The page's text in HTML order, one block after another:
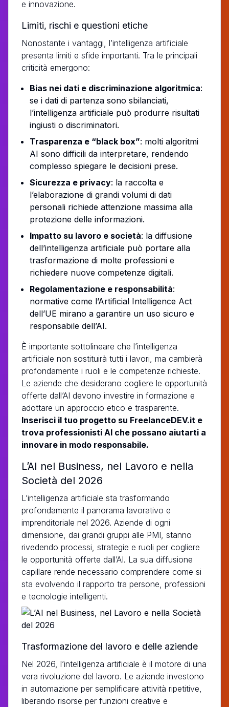
e innovazione.
Limiti, rischi e questioni etiche
Nonostante i vantaggi, l’intelligenza artificiale
presenta limiti e sfide importanti. Tra le principali
criticità emergono:
Bias nei dati e discriminazione algoritmica:
se i dati di partenza sono sbilanciati,
l’intelligenza artificiale può produrre risultati
ingiusti o discriminatori.
Trasparenza e “black box”: molti algoritmi
AI sono difficili da interpretare, rendendo
complesso spiegare le decisioni prese.
Sicurezza e privacy: la raccolta e
l’elaborazione di grandi volumi di dati
personali richiede attenzione massima alla
protezione delle informazioni.
Impatto su lavoro e società: la diffusione
dell’intelligenza artificiale può portare alla
trasformazione di molte professioni e
richiedere nuove competenze digitali.
Regolamentazione e responsabilità:
normative come l’Artificial Intelligence Act
dell’UE mirano a garantire un uso sicuro e
responsabile dell’AI.
È importante sottolineare che l’intelligenza
artificiale non sostituirà tutti i lavori, ma cambierà
profondamente i ruoli e le competenze richieste.
Le aziende che desiderano cogliere le opportunità
offerte dall’AI devono investire in formazione e
adottare un approccio etico e trasparente.
Inserisci il tuo progetto su FreelanceDEV.it e
trova professionisti AI che possano aiutarti a
innovare in modo responsabile.
L’AI nel Business, nel Lavoro e nella
Società del 2026
L’intelligenza artificiale sta trasformando
profondamente il panorama lavorativo e
imprenditoriale nel 2026. Aziende di ogni
dimensione, dai grandi gruppi alle PMI, stanno
rivedendo processi, strategie e ruoli per cogliere
le opportunità offerte dall’AI. La sua diffusione
capillare rende necessario comprendere come si
sta evolvendo il rapporto tra persone, professioni
e tecnologie intelligenti.
Trasformazione del lavoro e delle aziende
Nel 2026, l’intelligenza artificiale è il motore di una
vera rivoluzione del lavoro. Le aziende investono
in automazione per semplificare attività ripetitive,
liberando risorse per funzioni creative e